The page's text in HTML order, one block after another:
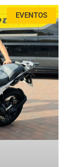
EVENTOS